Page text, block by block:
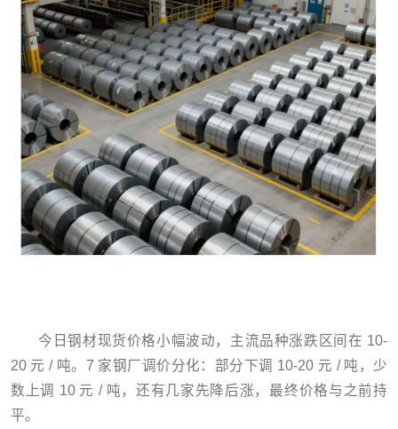
今日钢材现货价格小幅波动，主流品种涨跌区间在 10-
20 元 / 吨。7 家钢厂调价分化：部分下调 10-20 元 / 吨，少
数上调 10 元 / 吨，还有几家先降后涨，最终价格与之前持
平。